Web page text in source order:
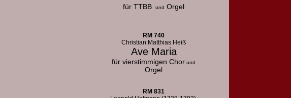
für TTBB und Orgel
RM 740
Christian Matthias Heiß
Ave Maria
für vierstimmigen Chor und
Orgel
RM 831